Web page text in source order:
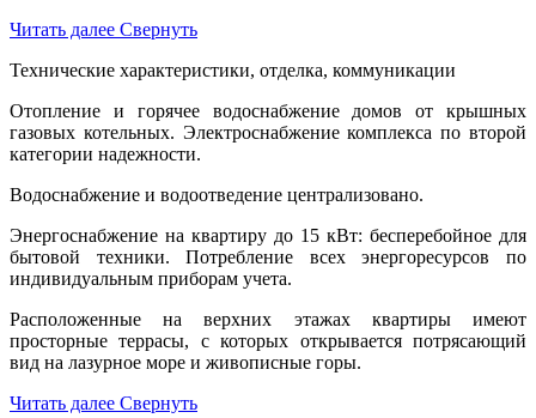
Читать далее Свернуть
Технические характеристики, отделка, коммуникации
Отопление и горячее водоснабжение домов от крышных
газовых котельных. Электроснабжение комплекса по второй
категории надежности.
Водоснабжение и водоотведение централизовано.
Энергоснабжение на квартиру до 15 кВт: бесперебойное для
бытовой техники. Потребление всех энергоресурсов по
индивидуальным приборам учета.
Расположенные на верхних этажах квартиры имеют
просторные террасы, с которых открывается потрясающий
вид на лазурное море и живописные горы.
Читать далее Свернуть